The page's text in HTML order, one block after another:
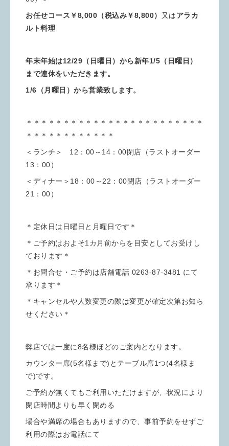
お任せコース￥8,000（税込み￥8,800）
又はアラカ
ルト料理
年末年始は12/29（日曜日）から新年1/5（日曜日）
まで連休をいただきます。
1/6（月曜日）から営業致します。
＊＊＊＊＊＊＊＊＊＊＊＊＊＊＊＊＊＊＊＊＊＊＊＊
＊＊＊＊＊＊＊＊＊＊＊＊
＜ランチ＞ 12：00～14：00閉店（ラストオーダー
13：00）
＜ディナー＞18：00～22：00閉店（ラストオーダー
21：00）
＊定休日は日曜日と月曜日です＊
＊ご予約はおよそ1カ月前からを目安としてお受けし
ております＊
＊お問合せ・ご予約は店舗電話 0263-87-3481 にて
承ります＊
＊キャンセルや人数変更の際は変更が確定次第お知ら
せください＊
弊店では一度に8名様ほどのご案内となります。
カウンター席(5名様まで)とテーブル席1つ(4名様ま
で)です。
ご予約が無くてもご利用いただけますが、状況により
閉店時間よりも早く閉める
場合や満席の場合もありますので、事前予約をせずご
利用の際はお電話にて